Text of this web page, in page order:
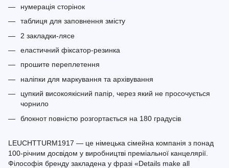
нумерація сторінок
таблиця для заповнення змісту
2 закладки-лясе
еластичний фіксатор-резинка
прошите переплетення
наліпки для маркування та архівування
цупкий високоякісний папір, через який не просочується
чорнило
блокнот повністю розгортається на 180 градусів
LEUCHTTURM1917 — це німецька сімейна компанія з понад
100-річним досвідом у виробництві преміальної канцелярії.
Філософія бренду закладена у фразі «Details make all